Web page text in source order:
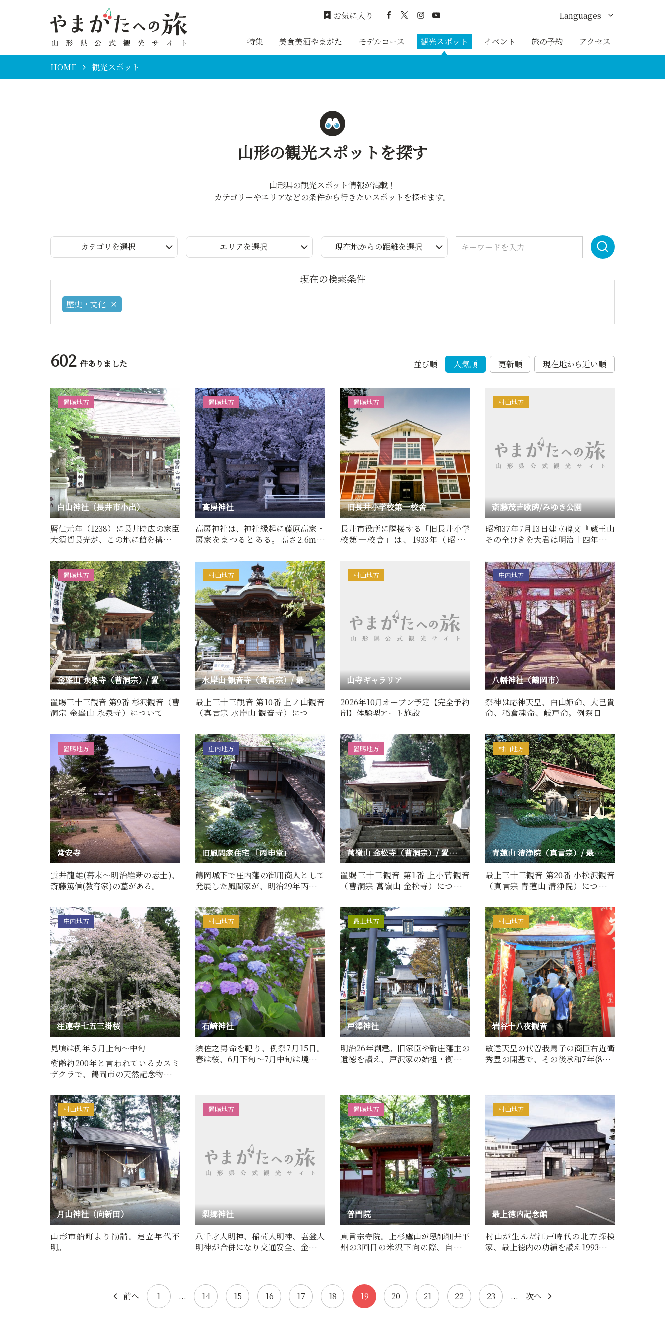
特集 美食美酒やまがた モデルコース 観光スポット イベント 旅の予約 アクセス
お気に入り Languages
English
HOME 観光スポット
山形の観光スポットを探す
山形県の観光スポット情報が満載！
カテゴリーやエリアなどの条件から行きたいスポットを探せます。
カテゴリを選択 エリアを選択 現在地からの距離を選択
現在の検索条件
歴史・文化
602 件ありました 並び順 人気順 更新順 現在地から近い順
白山神社（長井市小出）
置賜地方
暦仁元年（1238）に長井時広の家臣
大須賀長光が、この地に館を構え、
高房神社
置賜地方
高房神社は、神社縁起に藤原高家・
房家をまつるとある。高さ2.6mの
旧長井小学校第一校舎
置賜地方
長井市役所に隣接する「旧長井小学
校第一校舎」は、1933年（昭和8
斎藤茂吉歌碑/みゆき公園
村山地方
昭和37年7月13日建立碑文『蔵王山
その全けきを大君は明治十四年あふ
金峯山 永泉寺（曹洞宗）/ 置賜三十三観音 第9番 杉沢観音
置賜地方
置賜三十三観音 第9番 杉沢観音（曹
洞宗 金峯山 永泉寺）について■百
水岸山 観音寺（真言宗）/ 最上三十三観音 第10番 上ノ山観音
村山地方
最上三十三観音 第10番 上ノ山観音
（真言宗 水岸山 観音寺）について
山寺ギャラリア
村山地方
2026年10月オープン予定【完全予約
制】体験型アート施設
八幡神社（鶴岡市）
庄内地方
祭神は応神天皇、白山姫命、大己貴
命、稲倉魂命、岐戸命。例祭日4月
常安寺
置賜地方
雲井龍雄(幕末～明治維新の志士)、
斎藤篤信(教育家)の墓がある。
旧風間家住宅 「丙申堂」
庄内地方
鶴岡城下で庄内藩の御用商人として
発展した風間家が、明治29年丙申の
萬嶺山 金松寺（曹洞宗）/ 置賜三十三観音 第1番 上小菅観音
置賜地方
置賜三十三観音 第1番 上小菅観音
（曹洞宗 萬嶺山 金松寺）について
青蓮山 清浄院（真言宗）/ 最上三十三観音 第20番 小松沢観音
村山地方
最上三十三観音 第20番 小松沢観音
（真言宗 青蓮山 清浄院）について
注連寺七五三掛桜
庄内地方
見頃は例年５月上旬～中旬
樹齢約200年と言われているカスミ
ザクラで、鶴岡市の天然記念物に指
石崎神社
村山地方
須佐之男命を祀り、例祭7月15日。
春は桜、6月下旬～7月中旬は境内に
戸澤神社
最上地方
明治26年創建。旧家臣や新庄藩主の
遺徳を讃え、戸沢家の始祖・衡盛と
岩谷十八夜観音
村山地方
敏達天皇の代曽我馬子の商臣右近衛
秀豊の開基で、その後承和7年(840)
月山神社（向新田）
村山地方
山形市船町より勧請。建立年代不
明。
梨郷神社
置賜地方
八千才大明神、稲荷大明神、塩釜大
明神が合併になり交通安全、金運、
普門院
置賜地方
真言宗寺院。上杉鷹山が恩師細井平
州の3回目の米沢下向の際、自ら城
最上徳内記念館
村山地方
村山が生んだ江戸時代の北方探検
家、最上徳内の功績を讃え1993年に
前へ 1 ... 14 15 16 17 18 19 20 21 22 23 ... 次へ